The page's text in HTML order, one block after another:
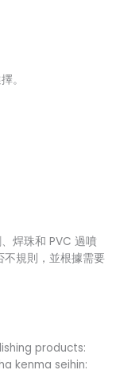
。
焊珠和 PVC 過噴
不規則，並根據需要